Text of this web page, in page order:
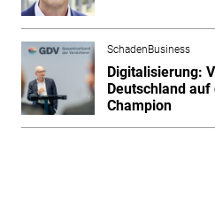
SchadenBusiness
Digitalisierung:
Deutschland
Champion